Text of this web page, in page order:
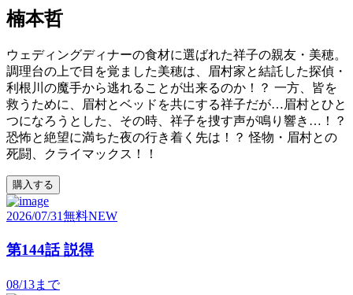
楠本哲
ウェディングディナーの食材に選ばれた祥子の親友・美穂。
調理台の上で目を覚ました美穂は、眉村家と結託した探偵・
利根川の魔手から逃れることが出来るのか！？ 一方、皆を
救うために、眉村とベッドを共にする祥子だが…眉村とひと
つになろうとした、その時、祥子を捜す声が鳴り響き…！？
恐怖と絶望に満ちた夜の行き着く先は！？ 怪物・眉村との
死闘、クライマックス！！
購入する
2026/07/31無料NEW
第144話 説得
08/13まで